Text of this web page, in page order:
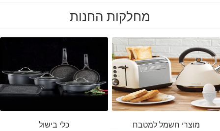
מחלקות החנות
כלי בישול מוצרי חשמל למטבח